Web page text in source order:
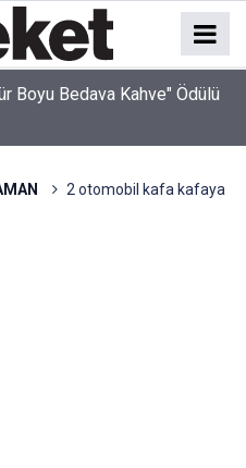
Boyu Bedava Kahve" Ödülü
2 otomobil kafa kafaya